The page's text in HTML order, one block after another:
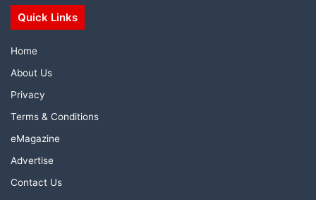
Quick Links
Home
About Us
Privacy
Terms & Conditions
eMagazine
Advertise
Contact Us